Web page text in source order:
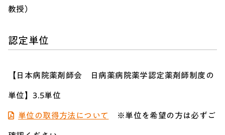
教授）
認定単位
【日本病院薬剤師会 日病薬病院薬学認定薬剤師制度の
単位】3.5単位
単位の取得方法について ※単位を希望の方は必ずご